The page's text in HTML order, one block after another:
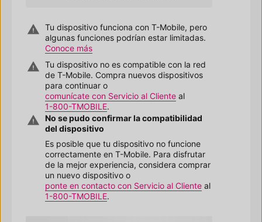
Tu dispositivo funciona con T-Mobile, pero
algunas funciones podrían estar limitadas.
Conoce más
Tu dispositivo no es compatible con la red
de T-Mobile. Compra nuevos dispositivos
para continuar o
comunícate con Servicio al Cliente al
1-800-TMOBILE.
No se pudo confirmar la compatibilidad
del dispositivo
Es posible que tu dispositivo no funcione
correctamente en T-Mobile. Para disfrutar
de la mejor experiencia, considera comprar
un nuevo dispositivo o
ponte en contacto con Servicio al Cliente al
1-800-TMOBILE.